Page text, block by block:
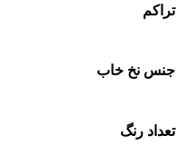
تراکم
جنس نخ خاب
تعداد رنگ